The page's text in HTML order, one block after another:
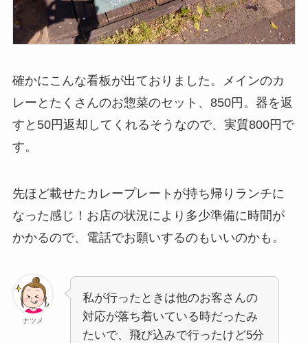
確かにこんな看板が出ておりました。メインのカ
レーとたくさんのお惣菜のセット、850円。器を返
すと50円返却してくれるそうなので、実質800円で
す。
先ほど載せたカレープレートが持ち帰りランチに
なった感じ！お店の状況により多少準備に時間が
かかるので、電話でお願いするのもいいのかも。
ナツメ
私が行ったときは他のお客さんの
対応が落ち着いている時だったみ
たいで、飛び込みで行ったけど5分